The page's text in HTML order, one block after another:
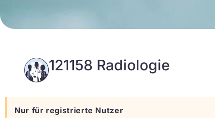
121158 Radiologie
Nur für registrierte Nutzer